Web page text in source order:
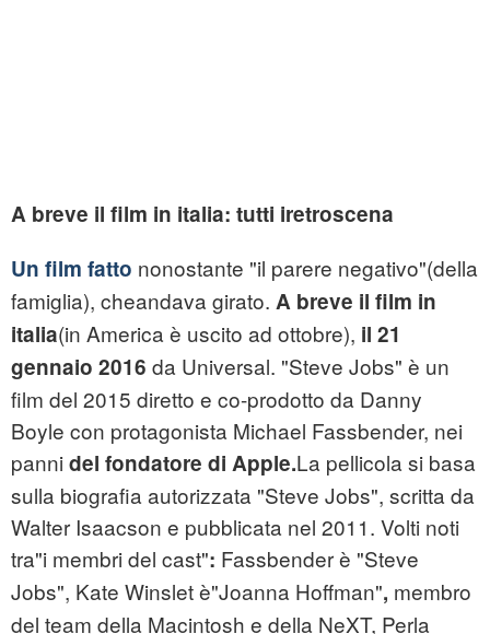
A breve il film in italia: tutti iretroscena
Un film fatto nonostante "il parere negativo"(della
famiglia), cheandava girato. A breve il film in
italia(in America è uscito ad ottobre), il 21
gennaio 2016 da Universal. "Steve Jobs" è un
film del 2015 diretto e co-prodotto da Danny
Boyle con protagonista Michael Fassbender, nei
panni del fondatore di Apple.La pellicola si basa
sulla biografia autorizzata "Steve Jobs", scritta da
Walter Isaacson e pubblicata nel 2011. Volti noti
tra"i membri del cast": Fassbender è "Steve
Jobs", Kate Winslet è"Joanna Hoffman", membro
del team della Macintosh e della NeXT, Perla